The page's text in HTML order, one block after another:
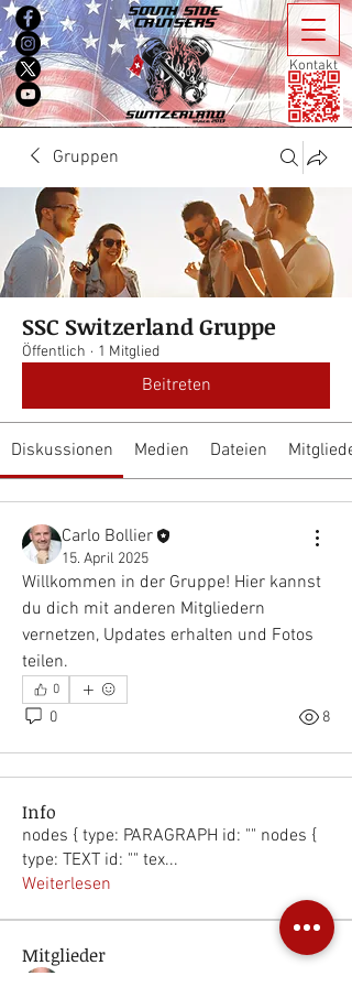
Kontakt
Gruppen
SSC Switzerland Gruppe
Öffentlich · 1 Mitglied
Beitreten
Diskussionen Medien Dateien Mitglieder
Carlo Bollier
15. April 2025
Willkommen in der Gruppe! Hier kannst
du dich mit anderen Mitgliedern
vernetzen, Updates erhalten und Fotos
teilen.
0
0 8
Info
nodes { type: PARAGRAPH id: "" nodes {
type: TEXT id: "" tex...
Weiterlesen
Mitglieder